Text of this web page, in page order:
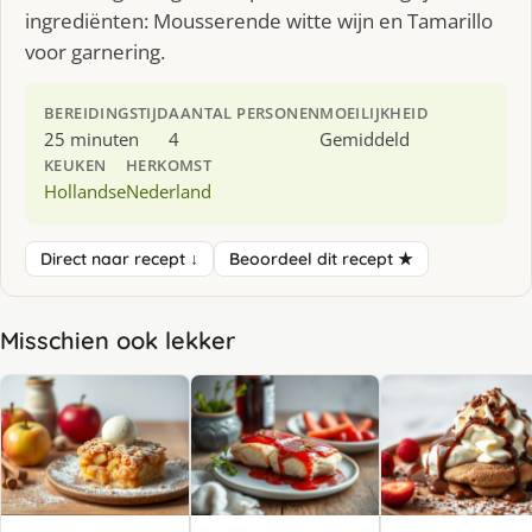
ingrediënten: Mousserende witte wijn en Tamarillo
voor garnering.
BEREIDINGSTIJD
25 minuten
AANTAL PERSONEN
4
MOEILIJKHEID
Gemiddeld
KEUKEN
Hollandse
HERKOMST
Nederland
Direct naar recept ↓ Beoordeel dit recept ★
Misschien ook lekker